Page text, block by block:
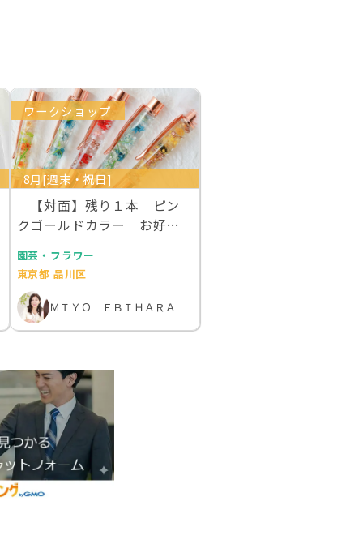
ワークショップ
8月[週末・祝日]
【対面】残り１本 ピン
クゴールドカラー お好き
園芸・フラワー
東京都 品川区
ＭＩＹＯ ＥＢＩＨＡＲＡ